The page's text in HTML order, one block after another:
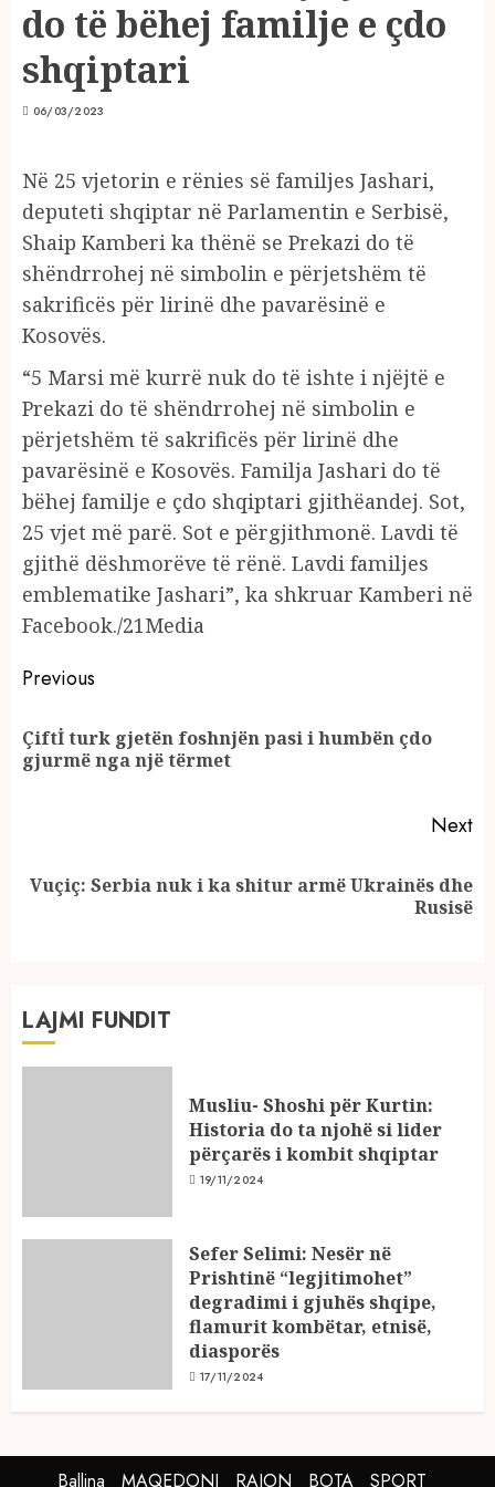
do të bëhej familje e çdo
shqiptari
06/03/2023
Në 25 vjetorin e rënies së familjes Jashari,
deputeti shqiptar në Parlamentin e Serbisë,
Shaip Kamberi ka thënë se Prekazi do të
shëndrrohej në simbolin e përjetshëm të
sakrificës për lirinë dhe pavarësinë e
Kosovës.
“5 Marsi më kurrë nuk do të ishte i njëjtë e
Prekazi do të shëndrrohej në simbolin e
përjetshëm të sakrificës për lirinë dhe
pavarësinë e Kosovës. Familja Jashari do të
bëhej familje e çdo shqiptari gjithëandej. Sot,
25 vjet më parë. Sot e përgjithmonë. Lavdi të
gjithë dëshmorëve të rënë. Lavdi familjes
emblematike Jashari”, ka shkruar Kamberi në
Facebook./21Media
Continue
Reading
Previous
Çiftİ turk gjetën foshnjën pasi i humbën çdo
gjurmë nga një tërmet
Next
Next
Vuçiç: Serbia nuk i ka shitur armë Ukrainës dhe
Rusisë
LAJMI FUNDIT
Musliu- Shoshi për Kurtin:
Historia do ta njohë si lider
përçarës i kombit shqiptar
19/11/2024
Sefer Selimi: Nesër në
Prishtinë “legjitimohet”
degradimi i gjuhës shqipe,
flamurit kombëtar, etnisë,
diasporës
17/11/2024
Ballina MAQEDONI RAJON BOTA SPORT